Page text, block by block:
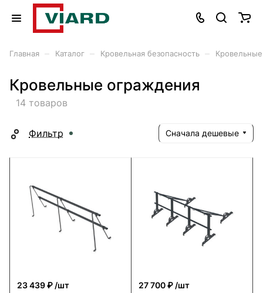
Главная Каталог Кровельная безопасность
Кровельные ограждения
14 товаров
Фильтр Сначала дешевые
23 439 ₽ /шт
27 700 ₽ /шт